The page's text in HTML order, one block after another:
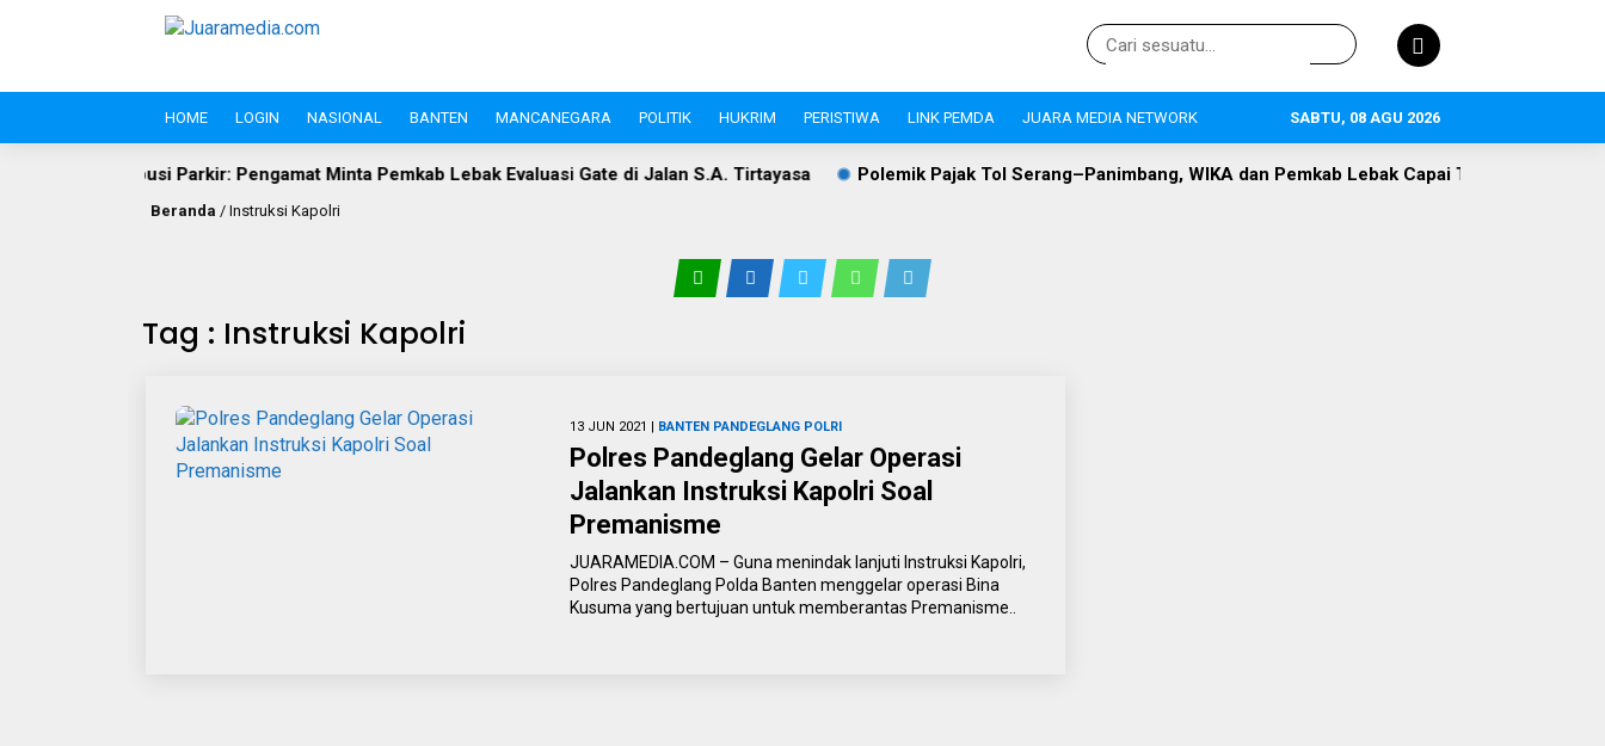
HOME LOGIN NASIONAL BANTEN MANCANEGARA POLITIK HUKRIM PERISTIWA LINK PEMDA JUARA MEDIA NETWORK SABTU, 08 AGU 2026
Parkir: Pengamat Minta Pemkab Lebak Evaluasi Gate di Jalan S.A. Tirtayasa Polemik Pajak Tol Serang–Panimbang, WIKA dan Pemkab Lebak Capai Titik Temu DLH Lebak Dorong
Beranda / Instruksi Kapolri
Tag : Instruksi Kapolri
13 JUN 2021 | BANTEN PANDEGLANG POLRI
Polres Pandeglang Gelar Operasi
Jalankan Instruksi Kapolri Soal
Premanisme
JUARAMEDIA.COM – Guna menindak lanjuti Instruksi Kapolri,
Polres Pandeglang Polda Banten menggelar operasi Bina
Kusuma yang bertujuan untuk memberantas Premanisme..